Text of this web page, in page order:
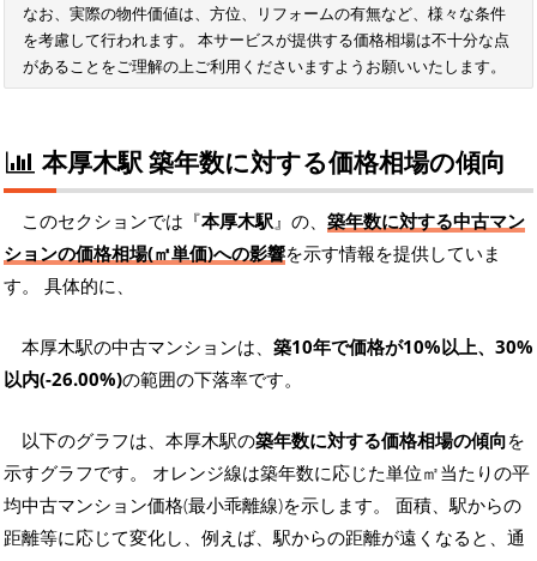
なお、実際の物件価値は、方位、リフォームの有無など、様々な条件
を考慮して行われます。 本サービスが提供する価格相場は不十分な点
があることをご理解の上ご利用くださいますようお願いいたします。
本厚木駅 築年数に対する価格相場の傾向
このセクションでは『本厚木駅』の、 築年数に対する中古マン
ションの価格相場(㎡単価)への影響を示す情報を提供していま
す。 具体的に、
本厚木駅の中古マンションは、 築10年で価格が10%以上、30%
以内(-26.00%)の範囲の下落率です。
以下のグラフは、本厚木駅の築年数に対する価格相場の傾向を
示すグラフです。 オレンジ線は築年数に応じた単位㎡当たりの平
均中古マンション価格(最小乖離線)を示します。 面積、駅からの
距離等に応じて変化し、例えば、駅からの距離が遠くなると、通